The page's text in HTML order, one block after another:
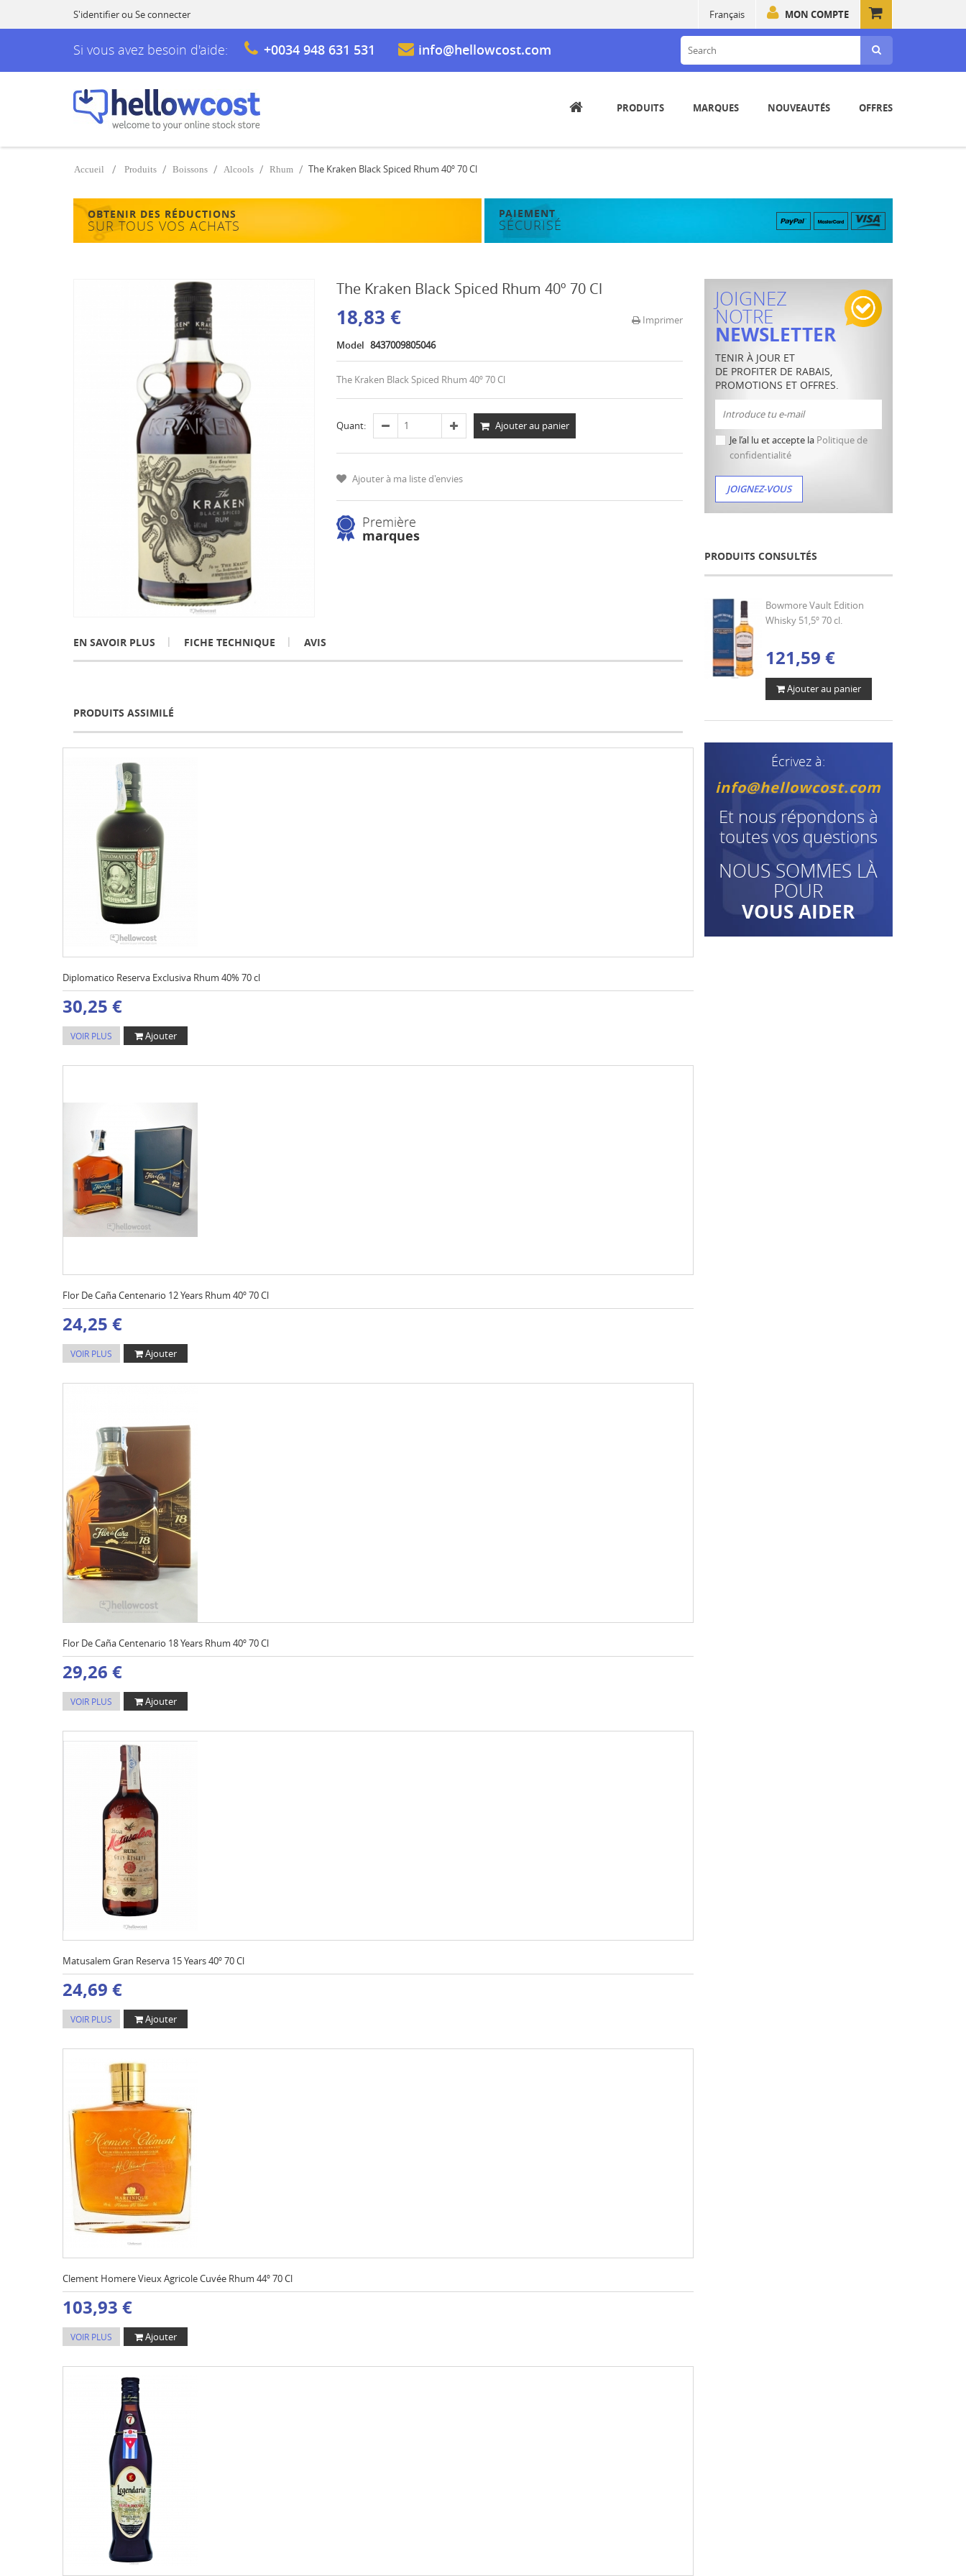
S'identifierou Se connecter MON COMPTE
Français
Si vous avez besoin d'aide: +0034 948 631 531 info@hellowcost.com
PRODUITS MARQUES NOUVEAUTÉS OFFRES
Accueil Produits Boissons Alcools Rhum The Kraken Black Spiced Rhum 40º 70 Cl
OBTENIR DES RÉDUCTIONS
SUR TOUS VOS ACHATS
PAIEMENT
SÉCURISÉ
The Kraken Black Spiced Rhum 40º 70 Cl
Imprimer
18,83 €
Model 8437009805046
The Kraken Black Spiced Rhum 40º 70 Cl
Quant: Ajouter au panier
Ajouter à ma liste d'envies
Première
marques
EN SAVOIR PLUS FICHE TECHNIQUE AVIS
PRODUITS ASSIMILÉ
Diplomatico Reserva Exclusiva Rhum 40% 70 cl
30,25 €
VOIR PLUS Ajouter
Flor De Caña Centenario 12 Years Rhum 40º 70 Cl
24,25 €
VOIR PLUS Ajouter
Flor De Caña Centenario 18 Years Rhum 40º 70 Cl
29,26 €
VOIR PLUS Ajouter
Matusalem Gran Reserva 15 Years 40º 70 Cl
24,69 €
VOIR PLUS Ajouter
Clement Homere Vieux Agricole Cuvée Rhum 44º 70 Cl
103,93 €
VOIR PLUS Ajouter
JOIGNEZ
NOTRE
NEWSLETTER
TENIR À JOUR ET
DE PROFITER DE RABAIS,
PROMOTIONS ET OFFRES.
Je l’al lu et accepte la Politique de
confidentialité
PRODUITS CONSULTÉS
Bowmore Vault Edition
Whisky 51,5º 70 cl.
121,59 €
Ajouter au panier
Écrivez à:
info@hellowcost.com
Et nous répondons à
toutes vos questions
NOUS SOMMES LÀ
POUR
VOUS AIDER